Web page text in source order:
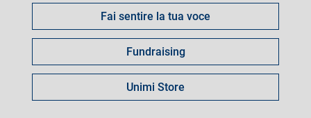
Fai sentire la tua voce
Fundraising
Unimi Store